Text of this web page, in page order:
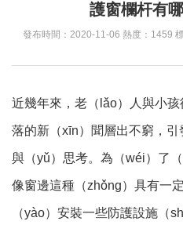
護窗欄杆有
發布時間：2020-11-06 熱度：1459 標
近幾年來，老（lǎo）人與小
落的新（xīn）聞層出不窮，
與（yǔ）思考。為（wéi）了
像窗邊這種（zhǒng）具有一
（yào）安裝一些防護設施（